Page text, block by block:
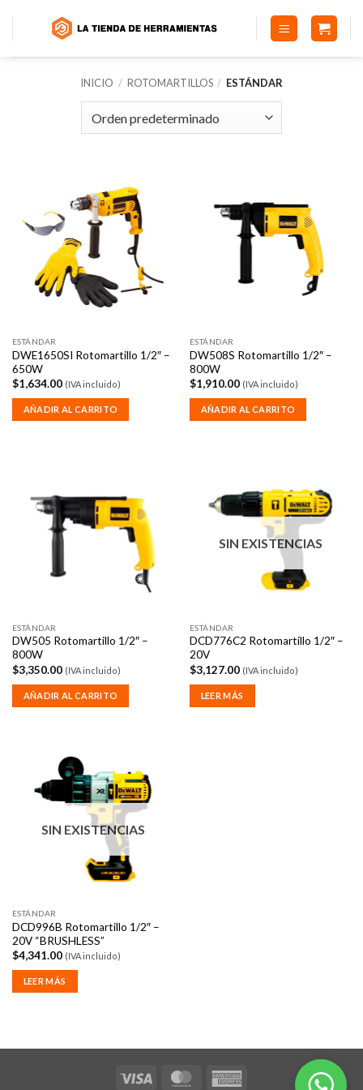
INICIO / ROTOMARTILLOS / ESTÁNDAR
ESTÁNDAR
DWE1650SI Rotomartillo 1/2″ –
650W
$1,634.00 (IVA incluido)
AÑADIR AL CARRITO
ESTÁNDAR
DW508S Rotomartillo 1/2″ –
800W
$1,910.00 (IVA incluido)
AÑADIR AL CARRITO
ESTÁNDAR
DW505 Rotomartillo 1/2″ –
800W
$3,350.00 (IVA incluido)
AÑADIR AL CARRITO
SIN EXISTENCIAS
ESTÁNDAR
DCD776C2 Rotomartillo 1/2″ –
20V
$3,127.00 (IVA incluido)
LEER MÁS
SIN EXISTENCIAS
ESTÁNDAR
DCD996B Rotomartillo 1/2″ –
20V “BRUSHLESS”
$4,341.00 (IVA incluido)
LEER MÁS
Visa MasterCard